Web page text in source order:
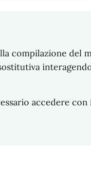
compilazione del
accedere